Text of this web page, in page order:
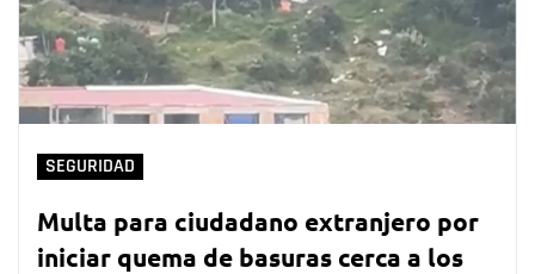
SEGURIDAD
Multa para ciudadano extranjero por
iniciar quema de basuras cerca a los